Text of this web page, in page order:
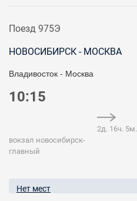
Поезд 975Э
НОВОСИБИРСК - МОСКВА
Владивосток - Москва
10:15
вокзал новосибирск-
главный
2д. 16ч. 5м.
Нет мест